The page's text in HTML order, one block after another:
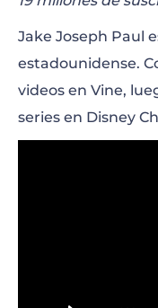
Jake Joseph Paul
estadounidense.
videos en Vine,
series en Disney